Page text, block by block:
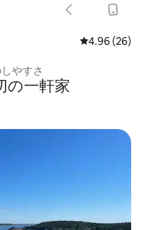
レビュー26
4.96 (26)
やすさ
の一軒家